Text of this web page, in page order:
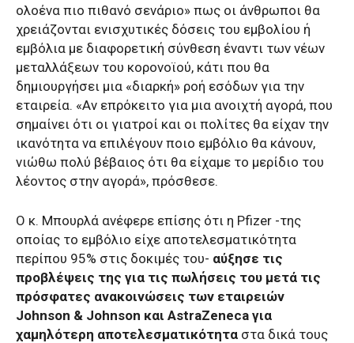
ολοένα πιο πιθανό σενάριο» πως οι άνθρωποι θα
χρειάζονται ενισχυτικές δόσεις του εμβολίου ή
εμβόλια με διαφορετική σύνθεση έναντι των νέων
μεταλλάξεων του κορονοϊού, κάτι που θα
δημιουργήσει μια «διαρκή» ροή εσόδων για την
εταιρεία. «Αν επρόκειτο για μια ανοιχτή αγορά, που
σημαίνει ότι οι γιατροί και οι πολίτες θα είχαν την
ικανότητα να επιλέγουν ποιο εμβόλιο θα κάνουν,
νιώθω πολύ βέβαιος ότι θα είχαμε το μερίδιο του
λέοντος στην αγορά», πρόσθεσε.
Ο κ. Μπουρλά ανέφερε επίσης ότι η Pfizer -της
οποίας το εμβόλιο είχε αποτελεσματικότητα
περίπου 95% στις δοκιμές του- αύξησε τις
προβλέψεις της για τις πωλήσεις του μετά τις
πρόσφατες ανακοινώσεις των εταιρειών
Johnson & Johnson και AstraZeneca για
χαμηλότερη αποτελεσματικότητα στα δικά τους